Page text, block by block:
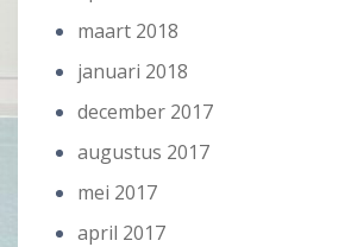
maart 2018
januari 2018
december 2017
augustus 2017
mei 2017
april 2017